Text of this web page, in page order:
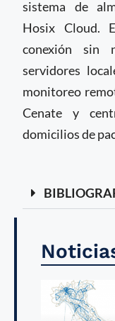
sistema de
Hosix Cloud.
conexión sin
servidores
monitoreo
Cenate y
domicilios de